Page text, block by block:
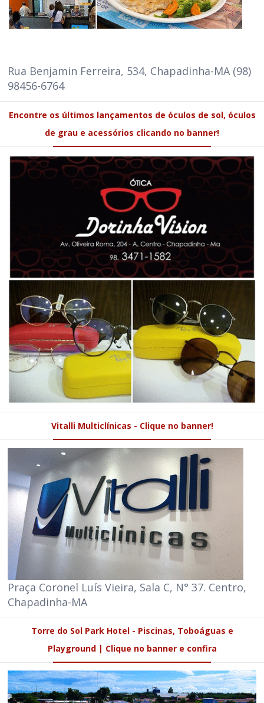
Rua Benjamin Ferreira, 534, Chapadinha-MA (98)
98456-6764
Encontre os últimos lançamentos de óculos de sol, óculos
de grau e acessórios clicando no banner!
Vitalli Multiclínicas - Clique no banner!
Praça Coronel Luís Vieira, Sala C, N° 37. Centro,
Chapadinha-MA
Torre do Sol Park Hotel - Piscinas, Toboáguas e
Playground | Clique no banner e confira